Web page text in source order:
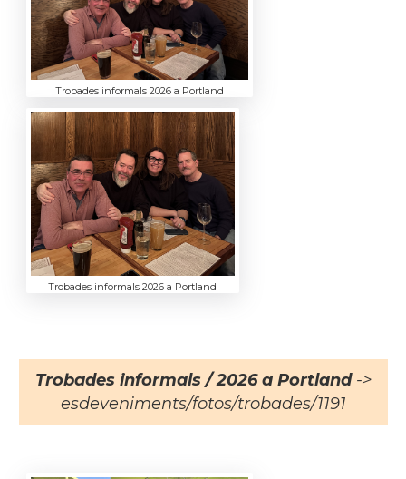
Trobades informals 2026 a Portland
Trobades informals 2026 a Portland
Trobades informals / 2026 a Portland->
esdeveniments/fotos/trobades/1191